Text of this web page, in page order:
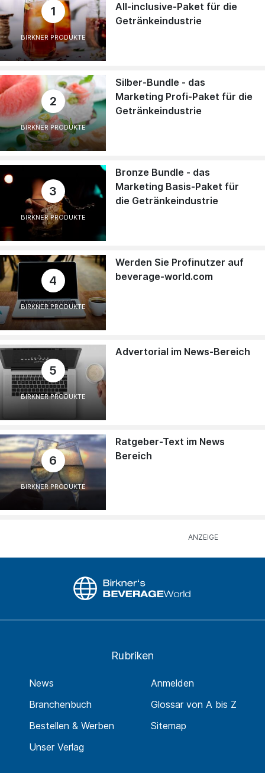
1
BIRKNER PRODUKTE
All-inclusive-Paket für die
Getränkeindustrie
2
BIRKNER PRODUKTE
Silber-Bundle - das
Marketing Profi-Paket für die
Getränkeindustrie
3
BIRKNER PRODUKTE
Bronze Bundle - das
Marketing Basis-Paket für
die Getränkeindustrie
4
BIRKNER PRODUKTE
Werden Sie Profinutzer auf
beverage-world.com
5
BIRKNER PRODUKTE
Advertorial im News-Bereich
6
BIRKNER PRODUKTE
Ratgeber-Text im News
Bereich
Rubriken
News
Branchenbuch
Bestellen & Werben
Unser Verlag
Anmelden
Glossar von A bis Z
Sitemap